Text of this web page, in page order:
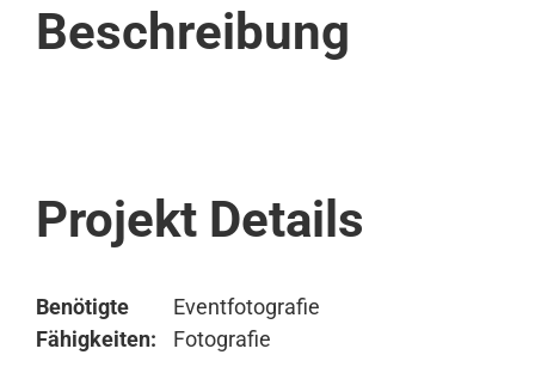
Beschreibung
Projekt Details
Benötigte
Fähigkeiten:
Eventfotografie
Fotografie